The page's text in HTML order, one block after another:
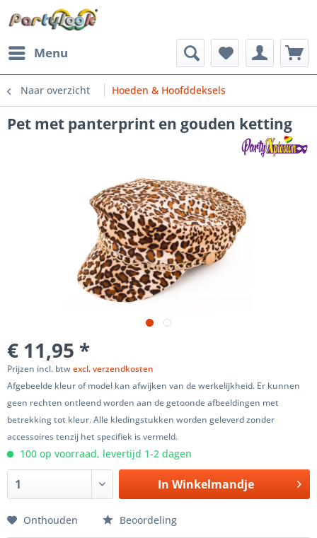
Menu
Naar overzicht Hoeden & Hoofddeksels
Pet met panterprint en gouden ketting
€ 11,95 *
Prijzen incl. btwexcl. verzendkosten
Afgebeelde kleur of model kan afwijken van de werkelijkheid. Er kunnen
geen rechten ontleend worden aan de getoonde afbeeldingen met
betrekking tot kleur. Alle kledingstukken worden geleverd zonder
accessoires tenzij het specifiek is vermeld.
100 op voorraad, levertijd 1-2 dagen
In Winkelmandje
Onthouden Beoordeling